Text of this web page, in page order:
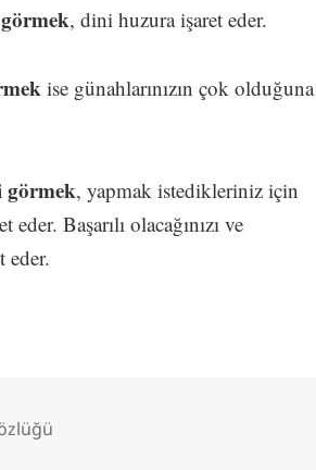
, dini huzura işaret eder.
ise günahlarınızın çok olduğuna
görmek, yapmak istedikleriniz için
eder. Başarılı olacağınızı ve
eder.